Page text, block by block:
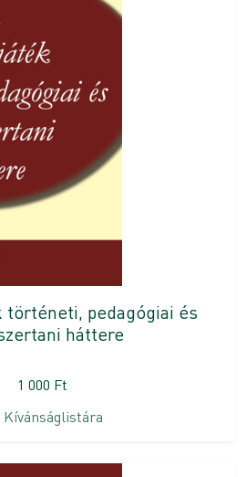
történeti, pedagógiai és
háttere
1 000 Ft
Kívánságlistára